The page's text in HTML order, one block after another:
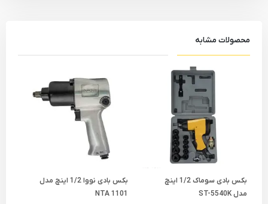
محصولات مشابه
بکس بادی سوماک 1/2 اینچ
مدل ST-5540K
بکس بادی نووا 1/2 اینچ مدل
NTA 1101